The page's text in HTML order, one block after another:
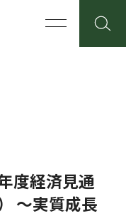
度経済見通
～実質成長